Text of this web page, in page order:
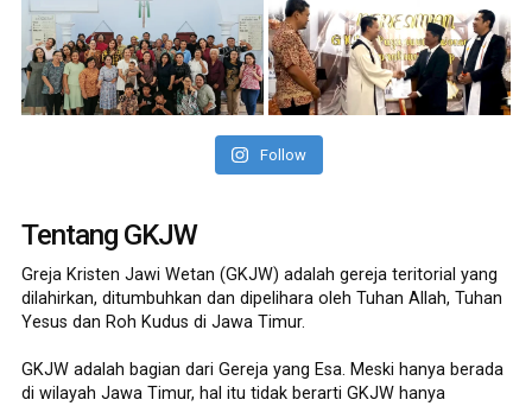
Follow
Tentang GKJW
Greja Kristen Jawi Wetan (GKJW) adalah gereja teritorial yang
dilahirkan, ditumbuhkan dan dipelihara oleh Tuhan Allah, Tuhan
Yesus dan Roh Kudus di Jawa Timur.
GKJW adalah bagian dari Gereja yang Esa. Meski hanya berada
di wilayah Jawa Timur, hal itu tidak berarti GKJW hanya